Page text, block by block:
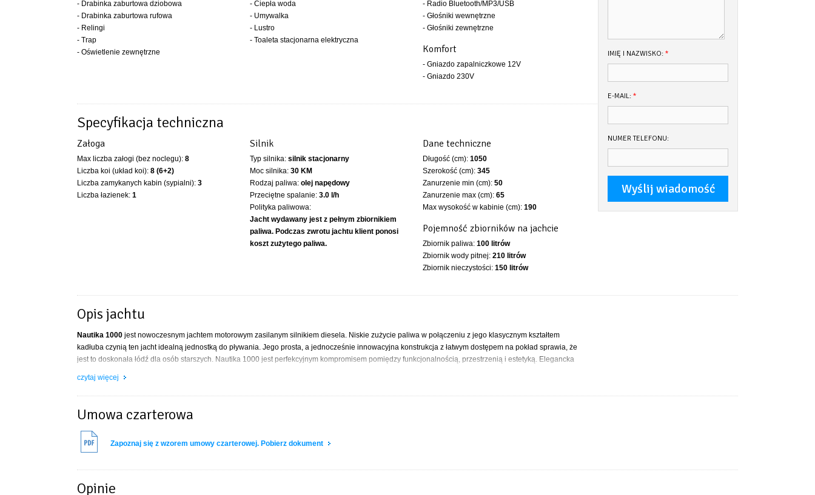
- Drabinka zaburtowa dziobowa
- Drabinka zaburtowa rufowa
- Relingi
- Trap
- Oświetlenie zewnętrzne
- Ciepła woda
- Umywalka
- Lustro
- Toaleta stacjonarna elektryczna
- Radio Bluetooth/MP3/USB
- Głośniki wewnętrzne
- Głośniki zewnętrzne
Komfort
- Gniazdo zapalniczkowe 12V
- Gniazdo 230V
Specyfikacja techniczna
Załoga
Max liczba załogi (bez noclegu): 8
Liczba koi (układ koi): 8 (6+2)
Liczba zamykanych kabin (sypialni): 3
Liczba łazienek: 1
Silnik
Typ silnika: silnik stacjonarny
Moc silnika: 30 KM
Rodzaj paliwa: olej napędowy
Przeciętne spalanie: 3.0 l/h
Polityka paliwowa:
Jacht wydawany jest z pełnym zbiornikiem
paliwa. Podczas zwrotu jachtu klient ponosi
koszt zużytego paliwa.
Dane techniczne
Długość (cm): 1050
Szerokość (cm): 345
Zanurzenie min (cm): 50
Zanurzenie max (cm): 65
Max wysokość w kabinie (cm): 190
Pojemność zbiorników na jachcie
Zbiornik paliwa: 100 litrów
Zbiornik wody pitnej: 210 litrów
Zbiornik nieczystości: 150 litrów
Opis jachtu
Nautika 1000 jest nowoczesnym jachtem motorowym zasilanym silnikiem diesela. Niskie zużycie paliwa w połączeniu z jego klasycznym kształtem
kadłuba czynią ten jacht idealną jednostką do pływania. Jego prosta, a jednocześnie innowacyjna konstrukcja z łatwym dostępem na pokład sprawia, że
jest to doskonała łódź dla osób starszych. Nautika 1000 jest perfekcyjnym kompromisem pomiędzy funkcjonalnością, przestrzenią i estetyką. Elegancka
słonecznego. Płetwy sterowe i ster strumieniowy zapewniają doskonałą zwrotność.
- długość: 10,00 m
- szerokość: 3,45 m
- wysokość nad Lw: 2,80 m
- silnik: diesel 30 KM
- zbiornik wody: 210 L
czytaj więcej
Umowa czarterowa
Zapoznaj się z wzorem umowy czarterowej. Pobierz dokument
Opinie
IMIĘ I NAZWISKO: *
E-MAIL: *
NUMER TELEFONU: